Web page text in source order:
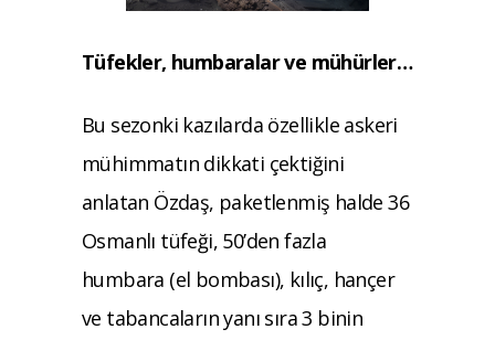
Tüfekler, humbaralar ve mühürler…
Bu sezonki kazılarda özellikle askeri
mühimmatın dikkati çektiğini
anlatan Özdaş, paketlenmiş halde 36
Osmanlı tüfeği, 50’den fazla
humbara (el bombası), kılıç, hançer
ve tabancaların yanı sıra 3 binin